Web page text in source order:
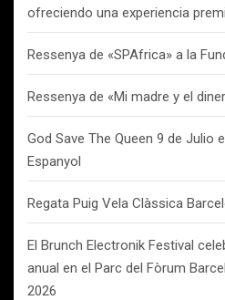
ofreciendo una experiencia
Ressenya de «SPAfrica» a la
Ressenya de «Mi madre y el
God Save The Queen 9 de Julio
Espanyol
Regata Puig Vela Clàssica
El Brunch Electronik Festival
anual en el Parc del Fòrum
2026